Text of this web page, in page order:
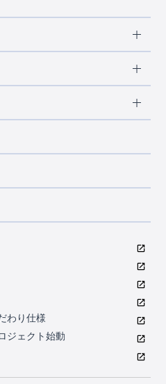
につよい<建物編>
ブルーミングガーデン
暮らしやすさへのこだわり
わり仕様
ジェクト始動